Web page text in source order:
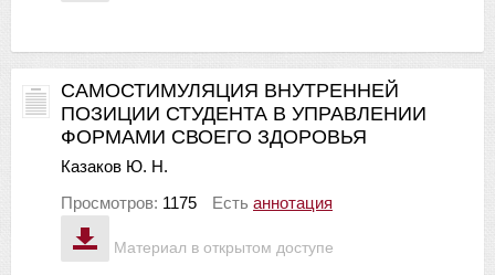
Материал в открытом доступе
САМОСТИМУЛЯЦИЯ ВНУТРЕННЕЙ
ПОЗИЦИИ СТУДЕНТА В УПРАВЛЕНИИ
ФОРМАМИ СВОЕГО ЗДОРОВЬЯ
Казаков Ю. Н.
Просмотров: 1175 Есть аннотация